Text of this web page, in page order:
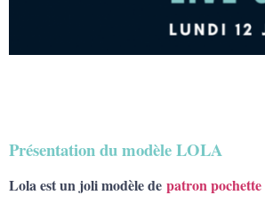
Présentation du modèle LOLA
Lola est un joli modèle de patron pochette